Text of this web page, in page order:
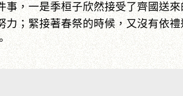
，一是季桓子欣然接受了齊國送
；緊接著春祭的時候，又沒有依